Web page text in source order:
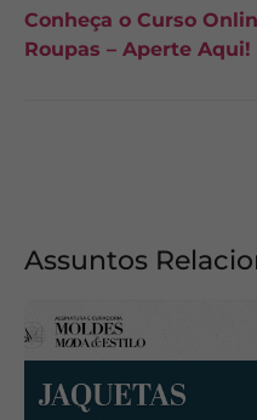
Conheça o Curso
Roupas – Aperte Aqui!
Assuntos